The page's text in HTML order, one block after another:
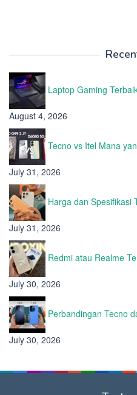
Laptop Gaming
August 4, 2026
Tecno vs Itel Mana
July 31, 2026
Harga dan
July 31, 2026
Redmi atau Realme
July 30, 2026
Perbandingan Tecno
July 30, 2026